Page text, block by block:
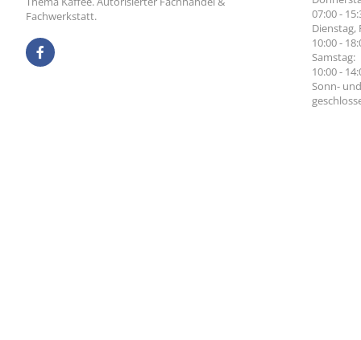
Fachwerkstatt.
07:00 -
Dienstag,
10:00 -
Samstag:
10:00 -
Sonn-